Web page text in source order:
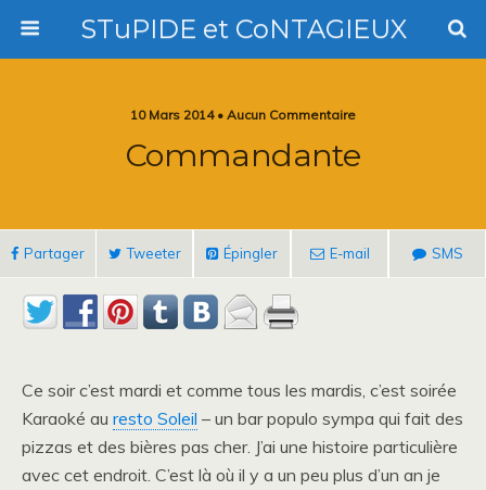
STuPIDE et CoNTAGIEUX
10 Mars 2014 • Aucun Commentaire
Commandante
Partager Tweeter Épingler E-mail SMS
Ce soir c’est mardi et comme tous les mardis, c’est soirée
Karaoké au resto Soleil – un bar populo sympa qui fait des
pizzas et des bières pas cher. J’ai une histoire particulière
avec cet endroit. C’est là où il y a un peu plus d’un an je